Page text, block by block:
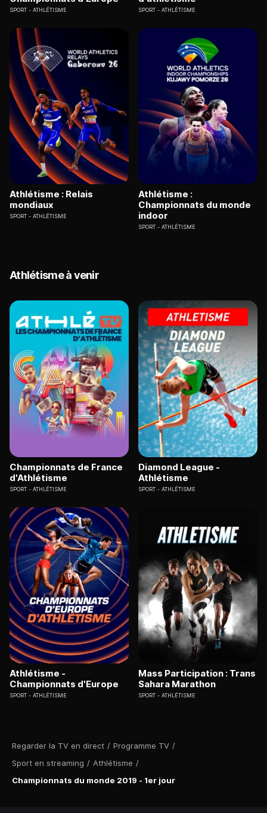
Regarder la TV en direct / Programme TV /
Sport en streaming / Athlétisme /
Championnats du monde 2019 - 1er jour
SPORT ATHLÉTISME SPORT ATHLÉTISME
Athlétisme : Relais
mondiaux
SPORT ATHLÉTISME
Athlétisme :
Championnats du monde
indoor
SPORT ATHLÉTISME
Athlétisme à venir
Championnats de France
d'Athlétisme
SPORT ATHLÉTISME
Diamond League -
Athlétisme
SPORT ATHLÉTISME
Athlétisme -
Championnats d'Europe
SPORT ATHLÉTISME
Mass Participation : Trans
Sahara Marathon
SPORT ATHLÉTISME